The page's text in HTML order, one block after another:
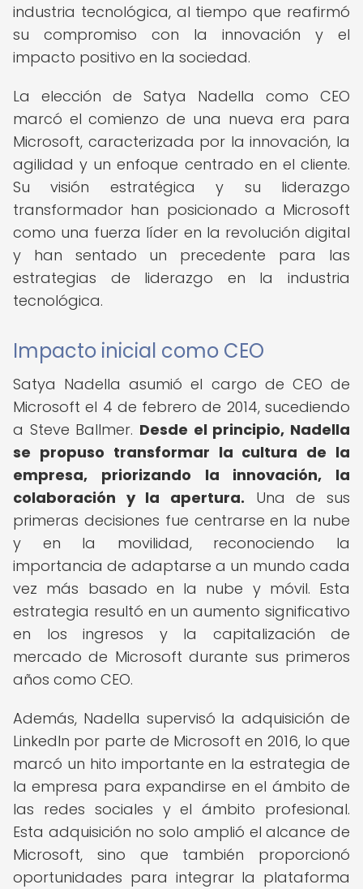
industria tecnológica, al tiempo que reafirmó
su compromiso con la innovación y el
impacto positivo en la sociedad.
La elección de Satya Nadella como CEO
marcó el comienzo de una nueva era para
Microsoft, caracterizada por la innovación, la
agilidad y un enfoque centrado en el cliente.
Su visión estratégica y su liderazgo
transformador han posicionado a Microsoft
como una fuerza líder en la revolución digital
y han sentado un precedente para las
estrategias de liderazgo en la industria
tecnológica.
Impacto inicial como CEO
Satya Nadella asumió el cargo de CEO de
Microsoft el 4 de febrero de 2014, sucediendo
a Steve Ballmer. Desde el principio, Nadella
se propuso transformar la cultura de la
empresa, priorizando la innovación, la
colaboración y la apertura. Una de sus
primeras decisiones fue centrarse en la nube
y en la movilidad, reconociendo la
importancia de adaptarse a un mundo cada
vez más basado en la nube y móvil. Esta
estrategia resultó en un aumento significativo
en los ingresos y la capitalización de
mercado de Microsoft durante sus primeros
años como CEO.
Además, Nadella supervisó la adquisición de
LinkedIn por parte de Microsoft en 2016, lo que
marcó un hito importante en la estrategia de
la empresa para expandirse en el ámbito de
las redes sociales y el ámbito profesional.
Esta adquisición no solo amplió el alcance de
Microsoft, sino que también proporcionó
oportunidades para integrar la plataforma